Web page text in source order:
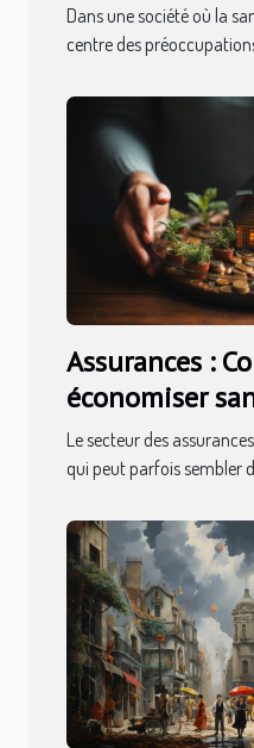
Dans une société où la
centre des
Assurances :
économiser
la couverture
Le secteur des
qui peut parfois sembler